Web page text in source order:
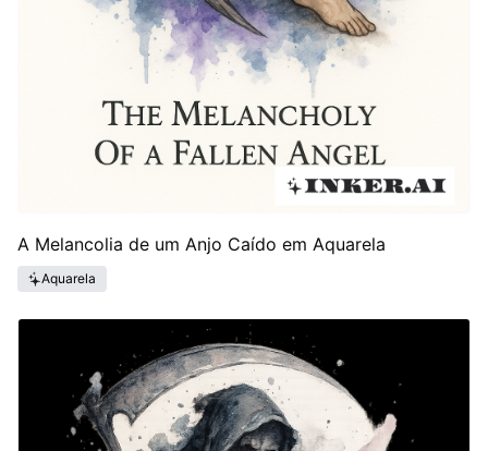
A Melancolia de um Anjo Caído em Aquarela
Aquarela